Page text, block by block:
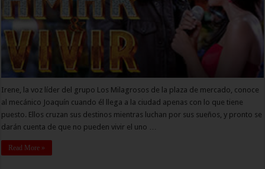
Irene, la voz líder del grupo Los Milagrosos de la plaza de mercado, conoce
al mecánico Joaquín cuando él llega a la ciudad apenas con lo que tiene
puesto. Ellos cruzan sus destinos mientras luchan por sus sueños, y pronto se
darán cuenta de que no pueden vivir el uno …
Read More »